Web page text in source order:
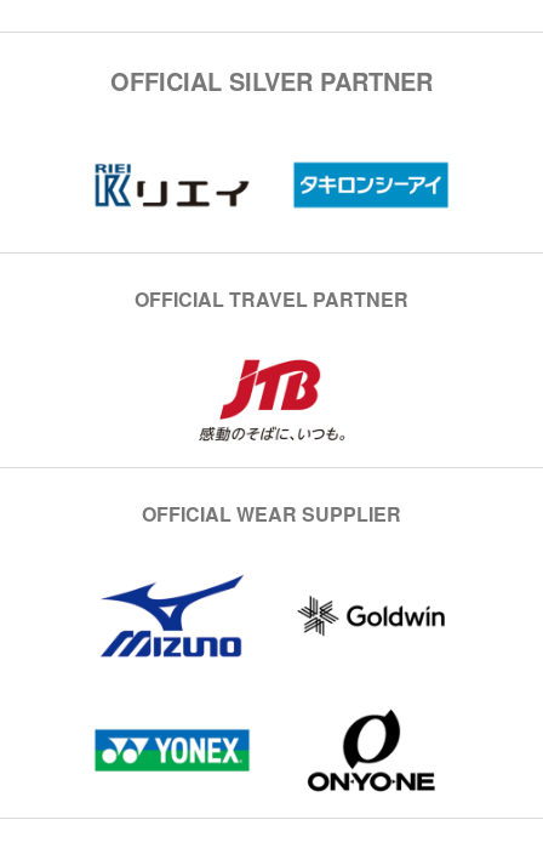
OFFICIAL SILVER PARTNER
OFFICIAL TRAVEL PARTNER
OFFICIAL WEAR SUPPLIER